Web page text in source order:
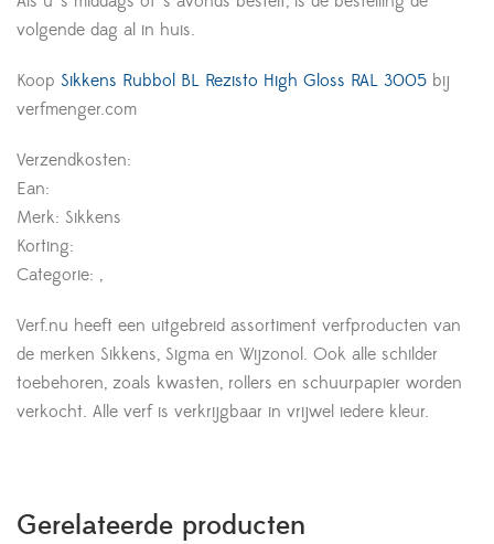
volgende dag al in huis.
Koop Sikkens Rubbol BL Rezisto High Gloss RAL 3005 bij
verfmenger.com
Verzendkosten:
Ean:
Merk: Sikkens
Korting:
Categorie: ,
Verf.nu heeft een uitgebreid assortiment verfproducten van
de merken Sikkens, Sigma en Wijzonol. Ook alle schilder
toebehoren, zoals kwasten, rollers en schuurpapier worden
verkocht. Alle verf is verkrijgbaar in vrijwel iedere kleur.
Gerelateerde producten